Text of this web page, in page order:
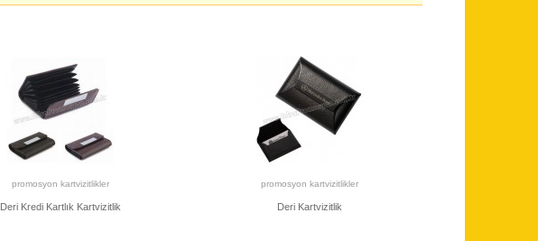
promosyon kartvizitlikler
Deri Kredi Kartlık Kartvizitlik
promosyon kartvizitlikler
Deri Kartvizitlik